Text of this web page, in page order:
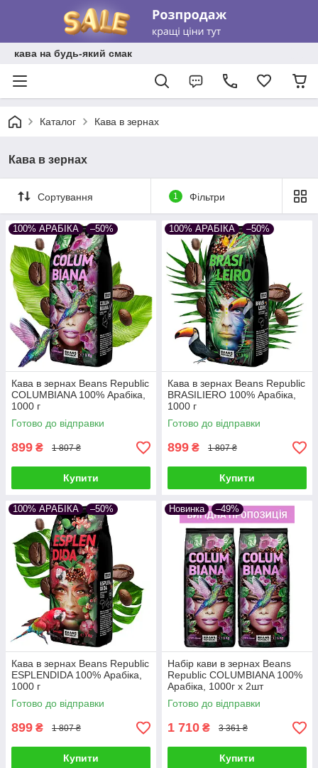
кава на будь-який смак
Каталог Кава в зернах
Кава в зернах
Сортування 1 Фільтри
100% АРАБІКА –50%
Кава в зернах Beans Republic
COLUMBIANA 100% Арабіка,
1000 г
Готово до відправки
899 ₴ 1 807 ₴
Купити
100% АРАБІКА –50%
Кава в зернах Beans Republic
BRASILIERO 100% Арабіка,
1000 г
Готово до відправки
899 ₴ 1 807 ₴
Купити
100% АРАБІКА –50%
Кава в зернах Beans Republic
ESPLENDIDA 100% Арабіка,
1000 г
Готово до відправки
899 ₴ 1 807 ₴
Купити
Новинка –49%
Набір кави в зернах Beans
Republic COLUMBIANA 100%
Арабіка, 1000г х 2шт
Готово до відправки
1 710 ₴ 3 361 ₴
Купити